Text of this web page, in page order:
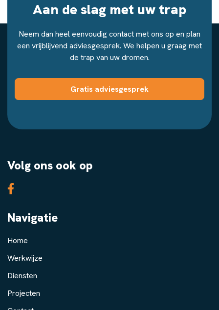
Aan de slag met uw trap
Neem dan heel eenvoudig contact met ons op en plan
een vrijblijvend adviesgesprek. We helpen u graag met
de trap van uw dromen.
Gratis adviesgesprek
Volg ons ook op
Navigatie
Home
Werkwijze
Diensten
Projecten